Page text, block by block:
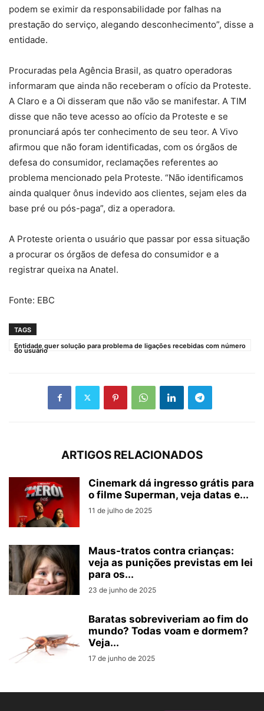
podem se eximir da responsabilidade por falhas na
prestação do serviço, alegando desconhecimento”, disse a
entidade.
Procuradas pela Agência Brasil, as quatro operadoras
informaram que ainda não receberam o ofício da Proteste.
A Claro e a Oi disseram que não vão se manifestar. A TIM
disse que não teve acesso ao ofício da Proteste e se
pronunciará após ter conhecimento de seu teor. A Vivo
afirmou que não foram identificadas, com os órgãos de
defesa do consumidor, reclamações referentes ao
problema mencionado pela Proteste. “Não identificamos
ainda qualquer ônus indevido aos clientes, sejam eles da
base pré ou pós-paga”, diz a operadora.
A Proteste orienta o usuário que passar por essa situação
a procurar os órgãos de defesa do consumidor e a
registrar queixa na Anatel.
Fonte: EBC
TAGS
Entidade quer solução para problema de ligações recebidas com número
do usuário
ARTIGOS RELACIONADOS
Cinemark dá ingresso grátis para
o filme Superman, veja datas e...
11 de julho de 2025
Maus-tratos contra crianças:
veja as punições previstas em lei
para os...
23 de junho de 2025
Baratas sobreviveriam ao fim do
mundo? Todas voam e dormem?
Veja...
17 de junho de 2025